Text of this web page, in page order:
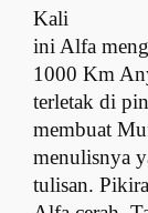
Kali
ini Alfa
1000 Km
terletak di
membuat
menulisnya
tulisan.